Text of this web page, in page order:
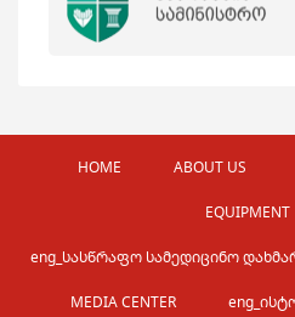
HOME ABOUT US
EQUIPMENT
eng_სასწრაფო სამედიცინო
MEDIA CENTER